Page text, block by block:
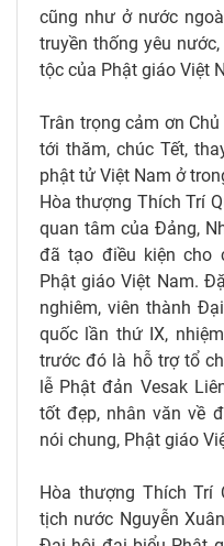
cũng như ở nước
truyền thống yêu
tộc của Phật giáo Việt
Trân trọng cảm ơn
tới thăm, chúc Tết,
phật tử Việt Nam ở
Hòa thượng Thích Trí
quan tâm của Đảng,
đã tạo điều kiện cho
Phật giáo Việt Nam.
nghiêm, viên thành
quốc lần thứ IX,
trước đó là hỗ trợ tổ
lễ Phật đản Vesak
tốt đẹp, nhân văn về
nói chung, Phật giáo
Hòa thượng Thích Trí
tịch nước Nguyễn